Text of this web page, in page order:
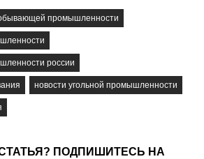
промышленности
россии
новости угольной промышленности
ПОДПИШИТЕСЬ НА